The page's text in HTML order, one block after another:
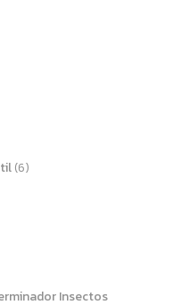
(6)
Insectos